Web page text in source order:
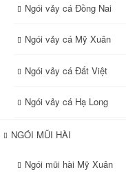
Ngói vảy cá Đồng Nai
Ngói vảy cá Mỹ Xuân
Ngói vảy cá Đất Việt
Ngói vảy cá Hạ Long
NGÓI MŨI HÀI
Ngói mũi hài Mỹ Xuân